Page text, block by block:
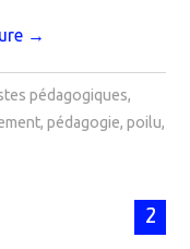
→
pédagogiques,
, pédagogie, poilu,
2